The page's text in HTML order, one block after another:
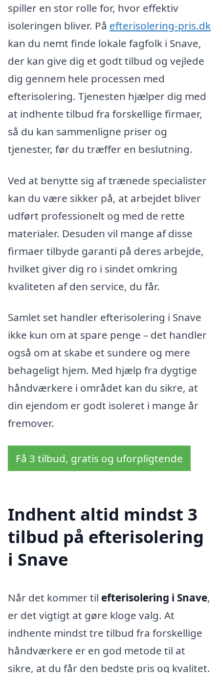
spiller en stor rolle for, hvor effektiv
isoleringen bliver. På efterisolering-pris.dk
kan du nemt finde lokale fagfolk i Snave,
der kan give dig et godt tilbud og vejlede
dig gennem hele processen med
efterisolering. Tjenesten hjælper dig med
at indhente tilbud fra forskellige firmaer,
så du kan sammenligne priser og
tjenester, før du træffer en beslutning.
Ved at benytte sig af trænede specialister
kan du være sikker på, at arbejdet bliver
udført professionelt og med de rette
materialer. Desuden vil mange af disse
firmaer tilbyde garanti på deres arbejde,
hvilket giver dig ro i sindet omkring
kvaliteten af den service, du får.
Samlet set handler efterisolering i Snave
ikke kun om at spare penge – det handler
også om at skabe et sundere og mere
behageligt hjem. Med hjælp fra dygtige
håndværkere i området kan du sikre, at
din ejendom er godt isoleret i mange år
fremover.
Få 3 tilbud, gratis og uforpligtende
Indhent altid mindst 3
tilbud på efterisolering
i Snave
Når det kommer til efterisolering i Snave,
er det vigtigt at gøre kloge valg. At
indhente mindst tre tilbud fra forskellige
håndværkere er en god metode til at
sikre, at du får den bedste pris og kvalitet.